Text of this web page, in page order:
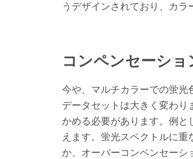
うデザインされており、カ
コンペンセーショ
今や、マルチカラーでの蛍光
データセットは大きく変わ
かめる必要があります。例
えます。蛍光スペクトルに
か、オーバーコンペンセーシ